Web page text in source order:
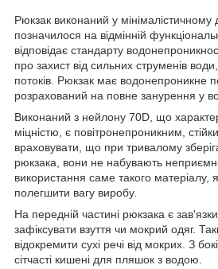
Рюкзак виконаний у мінімалістичному
позначилося на відмінній
відповідає стандарту
про захист від сильних струменів
потоків. Рюкзак має водонепроникне
розрахований на повне занурення у
Виконаний з нейлону 70D, що
міцністю, є повітронепроникним,
враховувати, що при тривалому
рюкзака, вони не набувають
використання саме такого матеріалу,
полегшити вагу виробу.
На передній частині рюкзака є
зафіксувати взуття чи мокрий одяг.
відокремити сухі речі від мокрих. З
сітчасті кишені для пляшок з водою.